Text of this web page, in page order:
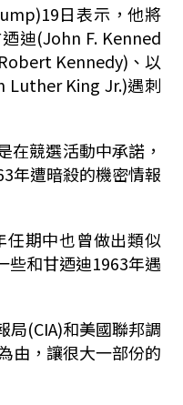
日表示，他將
迪(John F. Kenned
Kennedy)、以
Luther King Jr.)遇刺
在競選活動中承諾，
年遭暗殺的機密情報
任期中也曾做出類似
些和甘迺迪1963年遇
局(CIA)和美國聯邦調
由，讓很大一部份的